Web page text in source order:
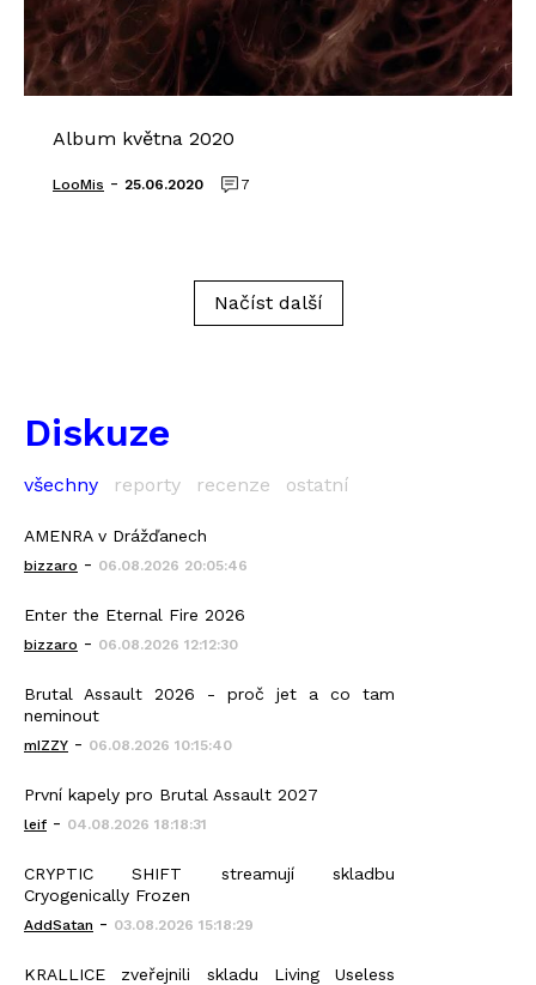
Album května 2020
LooMis - 25.06.2020 7
Načíst další
Diskuze
všechny reporty recenze ostatní
AMENRA v Drážďanech
bizzaro - 06.08.2026 20:05:46
Enter the Eternal Fire 2026
bizzaro - 06.08.2026 12:12:30
Brutal Assault 2026 - proč jet a co tam
neminout
mIZZY - 06.08.2026 10:15:40
První kapely pro Brutal Assault 2027
leif - 04.08.2026 18:18:31
CRYPTIC SHIFT streamují skladbu
Cryogenically Frozen
AddSatan - 03.08.2026 15:18:29
KRALLICE zveřejnili skladu Living Useless